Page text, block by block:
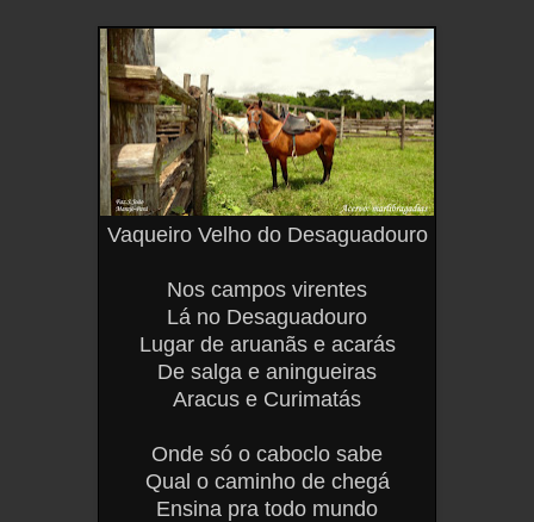
Vaqueiro Velho do Desaguadouro
Nos campos virentes
Lá no Desaguadouro
Lugar de aruanãs e acarás
De salga e aningueiras
Aracus e Curimatás
Onde só o caboclo sabe
Qual o caminho de chegá
Ensina pra todo mundo